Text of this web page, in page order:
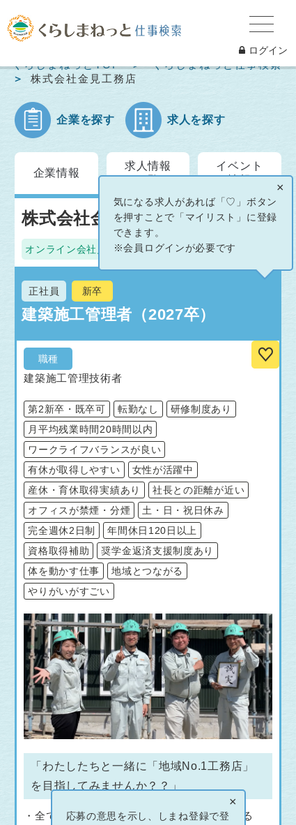
ログイン
くらしまねっとTOP
くらしまねっと仕事検索
株式会社金見工務店
企業を探す 求人を探す
企業情報
求人情報
一覧
イベント
情報
株式会社金見工務店
オンライン会社見学
正社員 新卒
建築施工管理者（2027卒）
職種
建築施工管理技術者
第2新卒・既卒可 転勤なし
研修制度あり
月平均残業時間20時間以内
ワークライフバランスが良い
有休が取得しやすい
女性が活躍中
産休・育休取得実績あり
社長との距離が近い
オフィスが禁煙・分煙
土・日・祝日休み
完全週休2日制
年間休日120日以上
資格取得補助
奨学金返済支援制度あり
体を動かす仕事
地域とつながる
やりがいがすごい
「わたしたちと一緒に「地域No.1工務店」
を目指してみませんか？？」
・全ての事柄に、誠実に取り組むことができる
×
応募の意思を示し、しまね登録で登
×
気になる求人があれば「♡」ボタン
を押すことで「マイリスト」に登録
できます。
※会員ログインが必要です